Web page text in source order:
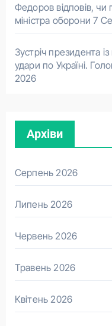
Федоров відповів,
міністра оборони 7
Зустріч президента
удари по Україні.
2026
Архіви
Серпень 2026
Липень 2026
Червень 2026
Травень 2026
Квітень 2026